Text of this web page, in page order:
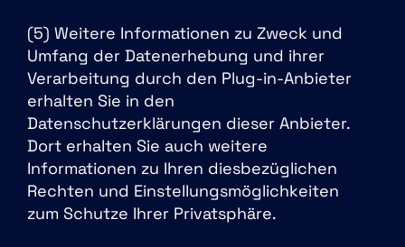
(5) Weitere Informationen zu Zweck und
Umfang der Datenerhebung und ihrer
Verarbeitung durch den Plug-in-Anbieter
erhalten Sie in den
Datenschutzerklärungen dieser Anbieter.
Dort erhalten Sie auch weitere
Informationen zu Ihren diesbezüglichen
Rechten und Einstellungsmöglichkeiten
zum Schutze Ihrer Privatsphäre.